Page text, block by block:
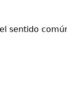
sentido